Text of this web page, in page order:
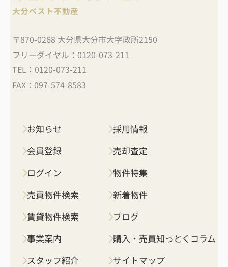
〒870-0268 大分県大分市大字政所2150
フリーダイヤル： 0120-073-211
TEL： 0120-073-211
FAX： 097-574-8583
お知らせ
会員登録
ログイン
売買物件検索
賃貸物件検索
事業案内
スタッフ紹介
採用情報
売却査定
物件特集
新着物件
ブログ
購入・売買知っとくコラム
サイトマップ